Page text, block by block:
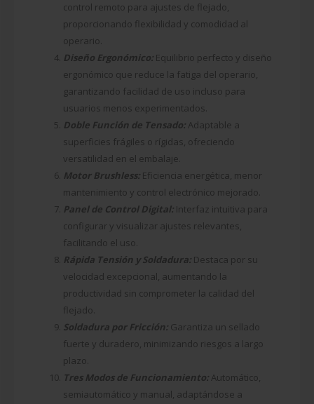
control remoto para ajustes de flejado,
proporcionando flexibilidad y comodidad al
operario.
Diseño Ergonómico:Equilibrio perfecto y diseño
ergonómico que reduce la fatiga del operario,
garantizando facilidad de uso incluso para
usuarios menos experimentados.
Doble Función de Tensado:Adaptable a
superficies frágiles o rígidas, ofreciendo
versatilidad en el embalaje.
Motor Brushless:Eficiencia energética, menor
mantenimiento y control electrónico mejorado.
Panel de Control Digital: Interfaz intuitiva para
configurar y visualizar ajustes relevantes,
facilitando el uso.
Rápida Tensión y Soldadura:Destaca por su
velocidad excepcional, aumentando la
productividad sin comprometer la calidad del
flejado.
Soldadura por Fricción:Garantiza un sellado
fuerte y duradero, minimizando riesgos a largo
plazo.
Tres Modos de Funcionamiento:Automático,
semiautomático y manual, adaptándose a